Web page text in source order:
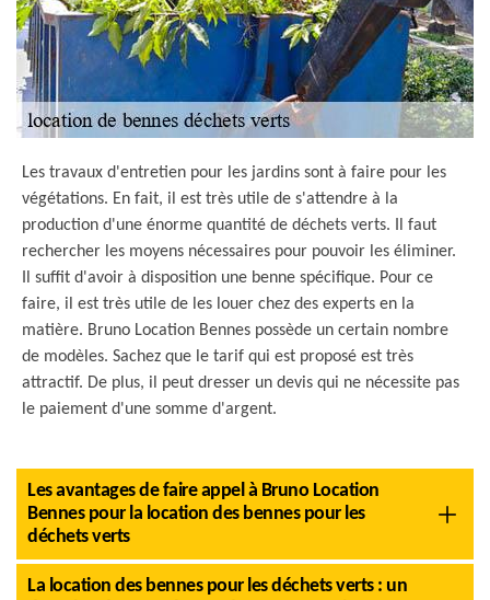
Les travaux d'entretien pour les jardins sont à faire pour les
végétations. En fait, il est très utile de s'attendre à la
production d'une énorme quantité de déchets verts. Il faut
rechercher les moyens nécessaires pour pouvoir les éliminer.
Il suffit d'avoir à disposition une benne spécifique. Pour ce
faire, il est très utile de les louer chez des experts en la
matière. Bruno Location Bennes possède un certain nombre
de modèles. Sachez que le tarif qui est proposé est très
attractif. De plus, il peut dresser un devis qui ne nécessite pas
le paiement d'une somme d'argent.
Les avantages de faire appel à Bruno Location
Bennes pour la location des bennes pour les
déchets verts
La location des bennes pour les déchets verts : un